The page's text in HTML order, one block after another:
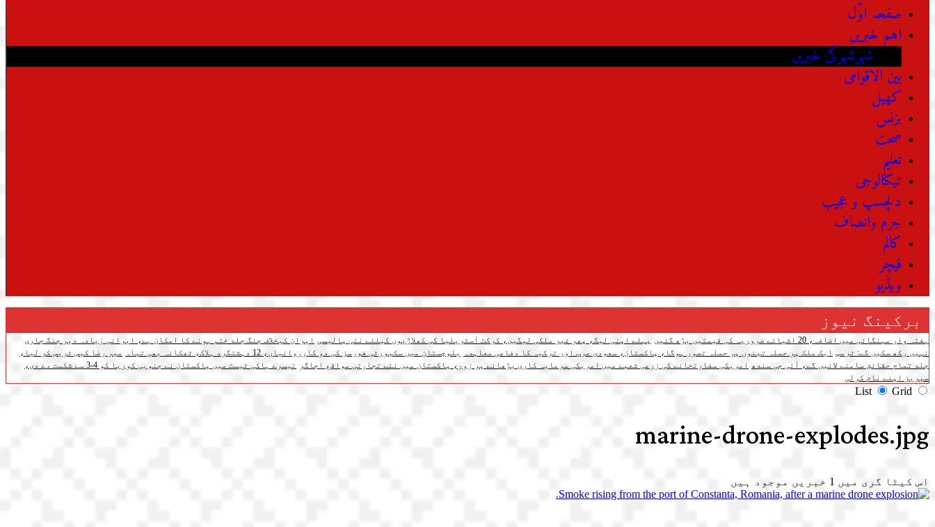
صفحہ اوّل
اہم خبریں
شہرشہرکی خبریں
بین الاقوامی
کھیل
بزنس
صحت
تعلیم
ٹیکنالوجی
دلچسپ و عجیب
جرم وانصاف
کالم
فیچر
ویڈیو
برکینگ نیوز
ہفتہ وار مہنگائی میں اضافہ، 20 اشیائے ضروریہ کی قیمتیں بڑھ گئیں پہلے اپنی لیگ، پھر غیر ملکی لیگیں، کرکٹ آسٹریلیا کی کھلاڑیوں کیلئے نئی پالیسی ایران کیخلاف جنگ جلد ختم ہونے کا امکان ہے، ایرانی زیادہ دیر جنگ جاری
نہیں رکھ سکیں گے: ٹرمپ ایک ملک پر حملہ تینوں پر حملہ تصور ہوگا، پاکستان، سعودی عرب اور ترکیہ کا دفاعی معاہدہ بلوچستان میں سکیورٹی فورسز کی دو کارروائیاں، 12 دہشتگرد ہلاک، ٹھکانہ بھی تباہ
میر رضا کیس ٹریس کر لیا،
جلد تمام حقائق سامنے لائیں گے، آئی جی سندھ امریکی سفارتخانے کی زرعی شعبے میں امریکی سرمایہ کاری بڑھانے پر زور، پاکستان میں نئے تجارتی مواقع اجاگر
تیسرے ہاکی ٹیسٹ میں پاکستان نے جنوبی کوریا کو 4-3 سے شکست دے دی،
سیریز اپنے نام کرلی
List Grid
marine-drone-explodes.jpg
اس کیٹا گری میں 1 خبریں موجود ہیں